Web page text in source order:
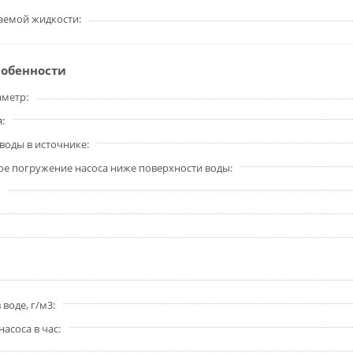
жидкости
в источнике
погружение насоса ниже поверхности воды
воде, г/м3
в час